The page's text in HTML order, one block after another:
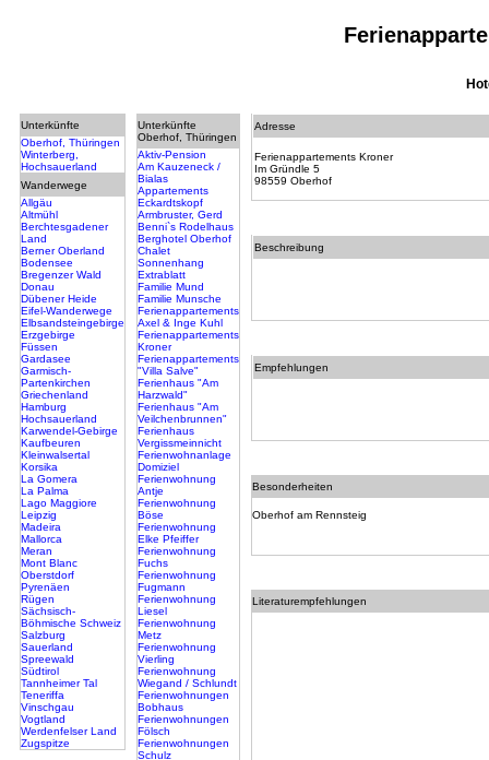
Unterkünfte
Oberhof, Thüringen
Winterberg,
Hochsauerland
Wanderwege
Allgäu
Altmühl
Berchtesgadener
Land
Berner Oberland
Bodensee
Bregenzer Wald
Donau
Dübener Heide
Eifel-Wanderwege
Elbsandsteingebirge
Erzgebirge
Füssen
Gardasee
Garmisch-
Partenkirchen
Griechenland
Hamburg
Hochsauerland
Karwendel-Gebirge
Kaufbeuren
Kleinwalsertal
Korsika
La Gomera
La Palma
Lago Maggiore
Leipzig
Madeira
Mallorca
Meran
Mont Blanc
Oberstdorf
Pyrenäen
Rügen
Sächsisch-
Böhmische Schweiz
Salzburg
Sauerland
Spreewald
Südtirol
Tannheimer Tal
Teneriffa
Vinschgau
Vogtland
Werdenfelser Land
Zugspitze
Unterkünfte
Oberhof, Thüringen
Aktiv-Pension
Am Kauzeneck /
Bialas
Appartements
Eckardtskopf
Armbruster, Gerd
Benni`s Rodelhaus
Berghotel Oberhof
Chalet
Sonnenhang
Extrablatt
Familie Mund
Familie Munsche
Ferienappartements
Axel & Inge Kuhl
Ferienappartements
Kroner
Ferienappartements
"Villa Salve"
Ferienhaus "Am
Harzwald"
Ferienhaus "Am
Veilchenbrunnen"
Ferienhaus
Vergissmeinnicht
Ferienwohnanlage
Domiziel
Ferienwohnung
Antje
Ferienwohnung
Böse
Ferienwohnung
Elke Pfeiffer
Ferienwohnung
Fuchs
Ferienwohnung
Fugmann
Ferienwohnung
Liesel
Ferienwohnung
Metz
Ferienwohnung
Vierling
Ferienwohnung
Wiegand / Schlundt
Ferienwohnungen
Bobhaus
Ferienwohnungen
Fölsch
Ferienwohnungen
Schulz
Adresse
Ferienappartements Kroner
Im Gründle 5
98559 Oberhof
Beschreibung
Empfehlungen
Besonderheiten
Oberhof am Rennsteig
Literaturempfehlungen